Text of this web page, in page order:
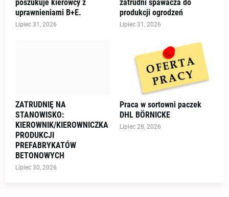
poszukuje kierowcy z
uprawnieniami B+E.
Lipiec 31, 2026
zatrudni spawacza do
produkcji ogrodzeń
Lipiec 31, 2026
ZATRUDNIĘ NA
STANOWISKO:
KIEROWNIK/KIEROWNICZKA
PRODUKCJI
PREFABRYKATÓW
BETONOWYCH
Lipiec 30, 2026
Praca w sortowni paczek
DHL BÖRNICKE
Lipiec 28, 2026